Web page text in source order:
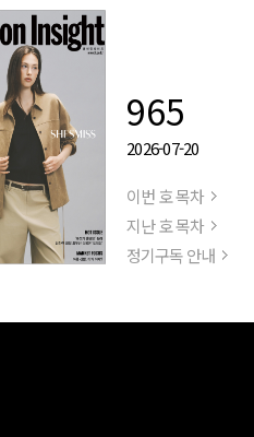
965
2026-07-20
이번 호 목차
지난 호 목차
정기구독 안내